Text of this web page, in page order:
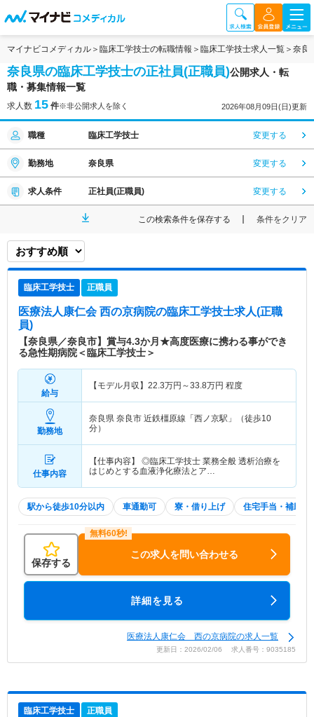
マイナビコメディカル 臨床工学技士の転職情報 臨床工学技士求人一覧 奈良
奈良県の臨床工学技士の正社員(正職員)公開求人・転
職・募集情報一覧
求人数 15 件※非公開求人を除く 2026年08月09日(日)更新
職種 臨床工学技士 変更する
勤務地 奈良県 変更する
求人条件 正社員(正職員) 変更する
この検索条件を保存する 条件をクリア
臨床工学技士 正職員
医療法人康仁会 西の京病院の臨床工学技士求人(正職
員)
【奈良県／奈良市】賞与4.3か月★高度医療に携わる事ができ
る急性期病院＜臨床工学技士＞
給与
【モデル月収】 22.3万円～33.8万円 程度
勤務地
奈良県 奈良市 近鉄橿原線「西ノ京駅」（徒歩10
分）
仕事内容
【仕事内容】 ◎臨床工学技士 業務全般 透析治療を
はじめとする血液浄化療法とア…
駅から徒歩10分以内 車通勤可 寮・借り上げ 住宅手当・補助
保存する
この求人を問い合わせる
詳細を見る
医療法人康仁会 西の京病院の求人一覧
更新日：2026/02/06 求人番号：9035185
臨床工学技士 正職員